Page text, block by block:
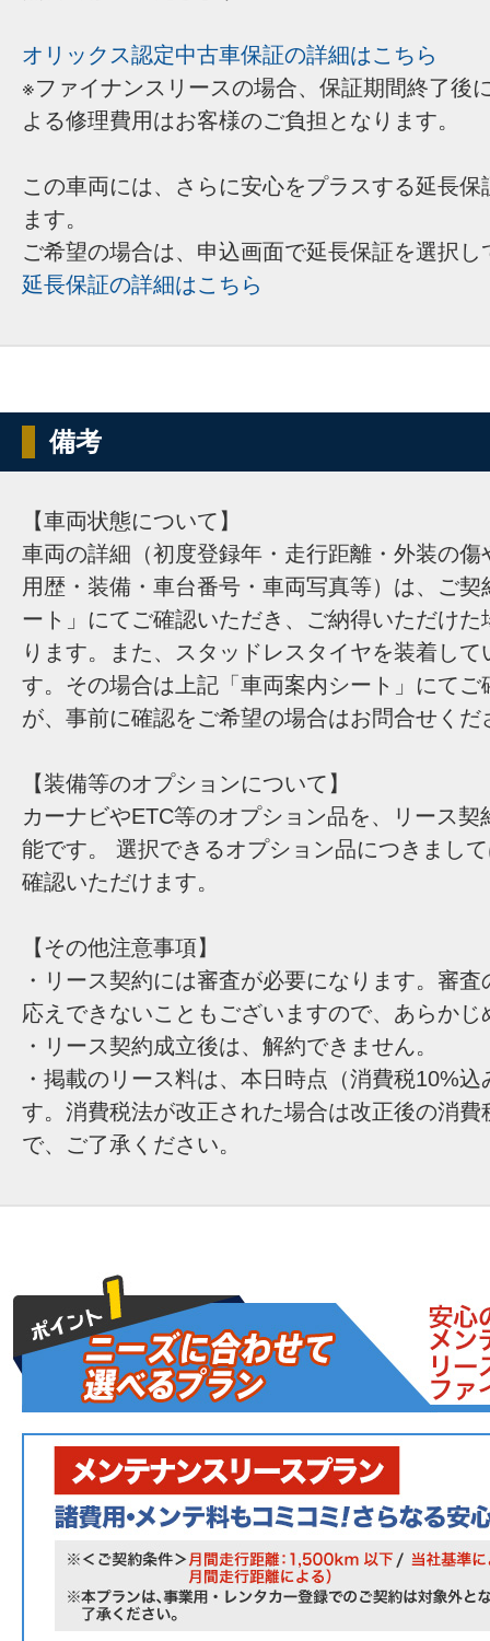
オリックス認定中古車保証の詳細はこちら
※ファイナンスリースの場合、保証期間終了後
よる修理費用はお客様のご負担となります。
この車両には、さらに安心をプラスする延長
ます。
ご希望の場合は、申込画面で延長保証を選択し
延長保証の詳細はこちら
備考
【車両状態について】
車両の詳細（初度登録年・走行距離・外装の傷
用歴・装備・車台番号・車両写真等）は、ご
ート」にてご確認いただき、ご納得いただけ
ります。また、スタッドレスタイヤを装着し
す。その場合は上記「車両案内シート」にてご
が、事前に確認をご希望の場合はお問合せくだ
【装備等のオプションについて】
カーナビやETC等のオプション品を、リース契
能です。 選択できるオプション品につきまし
確認いただけます。
【その他注意事項】
・リース契約には審査が必要になります。審
応えできないこともございますので、あらか
・リース契約成立後は、解約できません。
・掲載のリース料は、本日時点（消費税10%
す。消費税法が改正された場合は改正後の消費
で、ご了承ください。